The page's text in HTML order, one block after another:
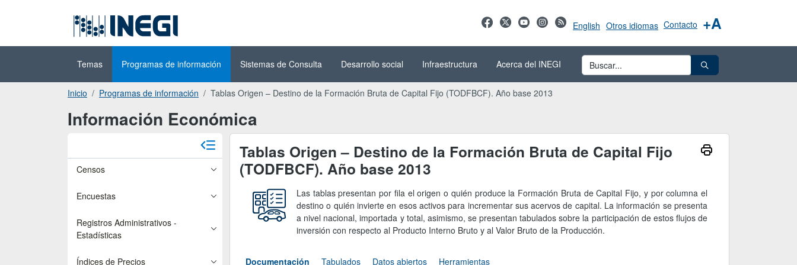
principal
(INEGI)
English Otros idiomas Contacto +A
Temas Programas de información Sistemas de Consulta Desarrollo social Infraestructura Acerca del INEGI
Inicio Programas de información Tablas Origen – Destino de la Formación Bruta de Capital Fijo (TODFBCF). Año base 2013
Información Económica
Censos
Encuestas
Registros Administrativos -
Estadísticas
Índices de Precios
Tablas Origen – Destino de la Formación Bruta de Capital Fijo
(TODFBCF). Año base 2013
Las tablas presentan por fila el origen o quién produce la Formación Bruta de Capital Fijo, y por columna el
destino o quién invierte en esos activos para incrementar sus acervos de capital. La información se presenta
a nivel nacional, importada y total, asimismo, se presentan tabulados sobre la participación de estos flujos de
inversión con respecto al Producto Interno Bruto y al Valor Bruto de la Producción.
Documentación Tabulados Datos abiertos Herramientas